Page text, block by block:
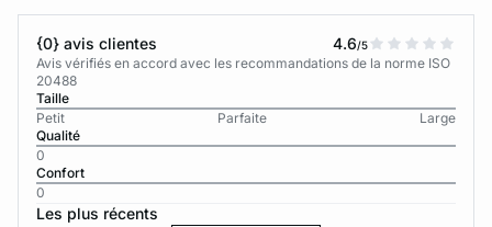
{0} avis clientes 4.6/5
Avis vérifiés en accord avec les recommandations de la norme ISO
20488
Taille
Petit
Parfaite
Large
Qualité
0
Confort
0
Les plus récents